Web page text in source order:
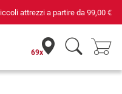
attrezzi a partire da 99,00 €
69x